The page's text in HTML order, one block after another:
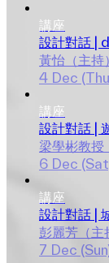
講座
設計對話 |
黃怡（主持）
4 Dec
講座
設計對話 |
梁學彬教授
6 Dec
講座
設計對話 |
彭麗芳（主
7 Dec